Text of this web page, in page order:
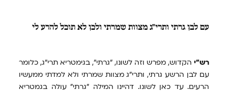
עם לבן גרתי ותרי"ג מצוות שמרתי ולכן לא תוכל להרע לי
רש"י הקדוש, מפרש וזה לשונו, "גרתי", בגימטריא תרי"ג, כלומר
עם לבן הרשע גרתי, ותרי"ג מצוות שמרתי ולא למדתי ממעשיו
הרעים. עד כאן לשונו. דהיינו המילה "גרתי" עולה בגמטריא